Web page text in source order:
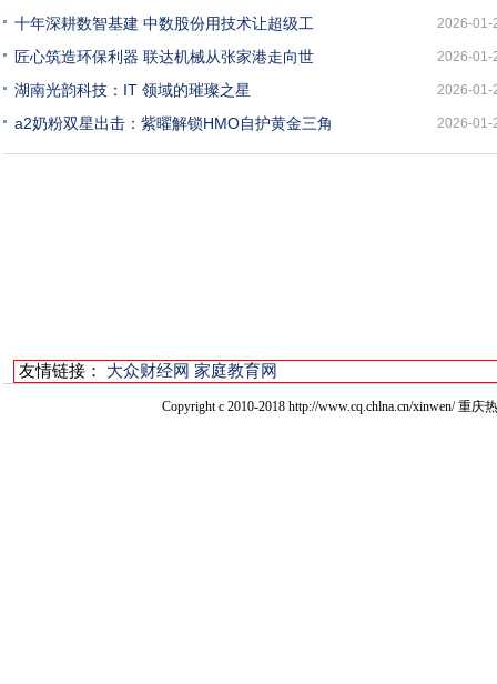
十年深耕数智基建 中数股份用技术让超级工 2026-01-
匠心筑造环保利器 联达机械从张家港走向世 2026-01-
湖南光韵科技：IT 领域的璀璨之星 2026-01-
a2奶粉双星出击：紫曜解锁HMO自护黄金三角 2026-01-
友情链接： 大众财经网 家庭教育网
Copyright c 2010-2018 http://www.cq.chlna.cn/xinwen/ 重